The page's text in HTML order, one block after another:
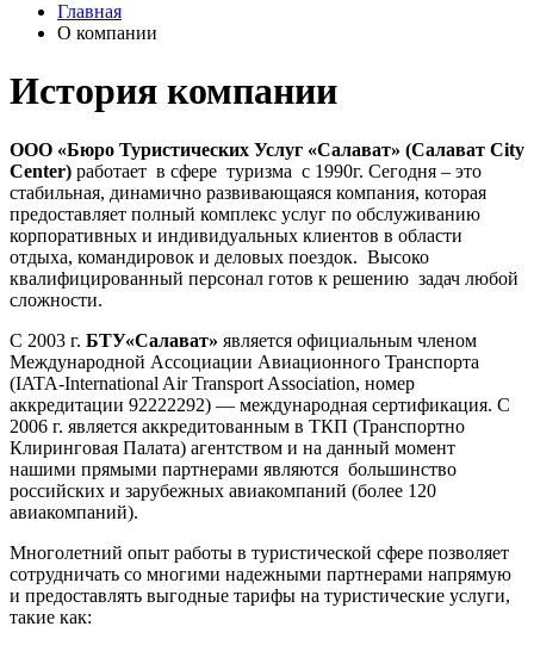
Главная
О компании
История компании
ООО «Бюро Туристических Услуг «Салават» (Салават City
Center) работает в сфере туризма с 1990г. Сегодня – это
стабильная, динамично развивающаяся компания, которая
предоставляет полный комплекс услуг по обслуживанию
корпоративных и индивидуальных клиентов в области
отдыха, командировок и деловых поездок. Высоко
квалифицированный персонал готов к решению задач любой
сложности.
C 2003 г. БТУ«Салават» является официальным членом
Международной Ассоциации Авиационного Транспорта
(IATA-International Air Transport Association, номер
аккредитации 92222292) — международная сертификация. С
2006 г. является аккредитованным в ТКП (Транспортно
Клиринговая Палата) агентством и на данный момент
нашими прямыми партнерами являются большинство
российских и зарубежных авиакомпаний (более 120
авиакомпаний).
Многолетний опыт работы в туристической сфере позволяет
сотрудничать со многими надежными партнерами напрямую
и предоставлять выгодные тарифы на туристические услуги,
такие как: